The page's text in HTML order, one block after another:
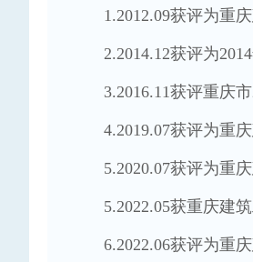
1.2012.09获评为重
2.2014.12获评为
3.2016.11获评重庆
4.2019.07获评为重
5.2020.07获评为重
5.2022.05获重庆建
6.2022.06获评为重